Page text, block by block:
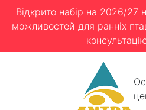
Відкрито набір на 2026/27
можливостей для ранніх